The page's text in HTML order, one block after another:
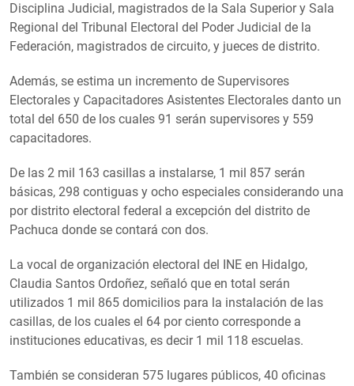
Disciplina Judicial, magistrados de la Sala Superior y Sala
Regional del Tribunal Electoral del Poder Judicial de la
Federación, magistrados de circuito, y jueces de distrito.
Además, se estima un incremento de Supervisores
Electorales y Capacitadores Asistentes Electorales danto un
total del 650 de los cuales 91 serán supervisores y 559
capacitadores.
De las 2 mil 163 casillas a instalarse, 1 mil 857 serán
básicas, 298 contiguas y ocho especiales considerando una
por distrito electoral federal a excepción del distrito de
Pachuca donde se contará con dos.
La vocal de organización electoral del INE en Hidalgo,
Claudia Santos Ordoñez, señaló que en total serán
utilizados 1 mil 865 domicilios para la instalación de las
casillas, de los cuales el 64 por ciento corresponde a
instituciones educativas, es decir 1 mil 118 escuelas.
También se consideran 575 lugares públicos, 40 oficinas